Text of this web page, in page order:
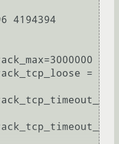
4194394
=